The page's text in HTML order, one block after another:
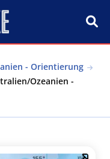
- Orientierung
Ozeanien -